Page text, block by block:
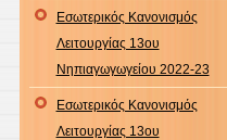
Εσωτερικός Κανονισμός
Λειτουργίας 13ου
Νηπιαγωγωγείου 2022-23
Εσωτερικός Κανονισμός
Λειτουργίας 13ου